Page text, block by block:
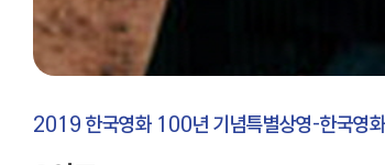
2019 한국영화 100년 기념특별상영-한국영